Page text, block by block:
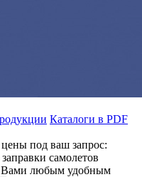
Каталоги в PDF
под ваш запрос:
самолетов
Вами любым удобным